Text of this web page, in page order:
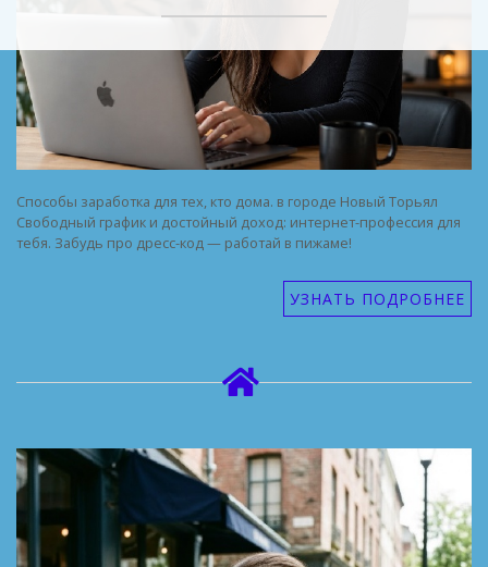
Способы заработка для тех, кто дома. в городе Новый Торьял
Свободный график и достойный доход: интернет-профессия для
тебя. Забудь про дресс-код — работай в пижаме!
УЗНАТЬ ПОДРОБНЕЕ